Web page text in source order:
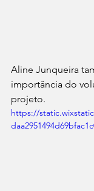
Aline Junqueira
importância do
projeto.
https://